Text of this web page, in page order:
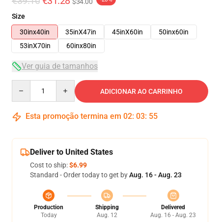
Size
30inx40in
35inX47in 45inX60in
50inx60in
53inX70in
60inx80in
Ver guia de tamanhos
ADICIONAR AO CARRINHO
Esta promoção termina em 02: 03: 54
Deliver to United States
Cost to ship:$6.99
Standard - Order today to get byAug. 16 - Aug. 23
Production
Today
Shipping
Aug. 12
Delivered
Aug. 16 - Aug. 23